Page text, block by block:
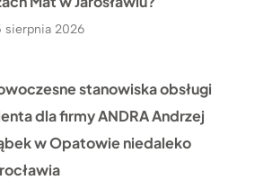
sierpnia 2026
stanowiska obsługi
dla firmy ANDRA Andrzej
w Opatowie niedaleko